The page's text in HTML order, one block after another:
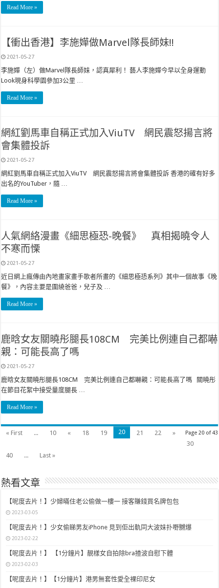
Read More »
【衝出香港】李施嬅做Marvel隊長師妹!!
2021-05-27
李施嬅（左）做Marvel隊長師妹，認真犀利！ 藝人李施嬅今早以全身運動
Look現身科學園參加3公里 …
Read More »
網紅劉馬車自稱正式加入ViuTV 網民震怒揚言將
會集體投訴
2021-05-27
網紅劉馬車自稱正式加入ViuTV 網民震怒揚言將會集體投訴 香港的確有好多
出名的YouTuber，隨 …
Read More »
人氣網絡漫畫《細思極恐-晚餐》 真相揭曉令人
不寒而慄
2021-05-27
近日網上瘋傳由內地畫家畫手歌者所畫的《細思極恐系列》其中一個故事《晚
餐》，內容主要是圍繞爸爸，兒子及 …
Read More »
鹿晗女友關曉彤腿長108CM 完美比例連自己都嚇
親：可能長高了嗎
2021-05-27
鹿晗女友關曉彤腿長108CM 完美比例連自己都嚇親：可能長高了嗎 關曉彤
在節目花絮中接受量度腿長 …
Read More »
Page 20 of 43
« First ... 10 « 18 19 20 21 22
»
30
40
... Last »
熱看文章
【呢度去片！】少婦暪住老公偷做一樓一 接客賺錢買名牌包包
2023-03-05
【呢度去片！】少女偷睇男友iPhone 見到佢出軌同大波妹扑嘢嬲爆
2023-02-22
【呢度去片！】 【1分鐘片】靚樣女自拍除bra揸波自慰下體
2023-02-03
【呢度去片！】【1分鐘片】港男無套性愛全裸印尼女